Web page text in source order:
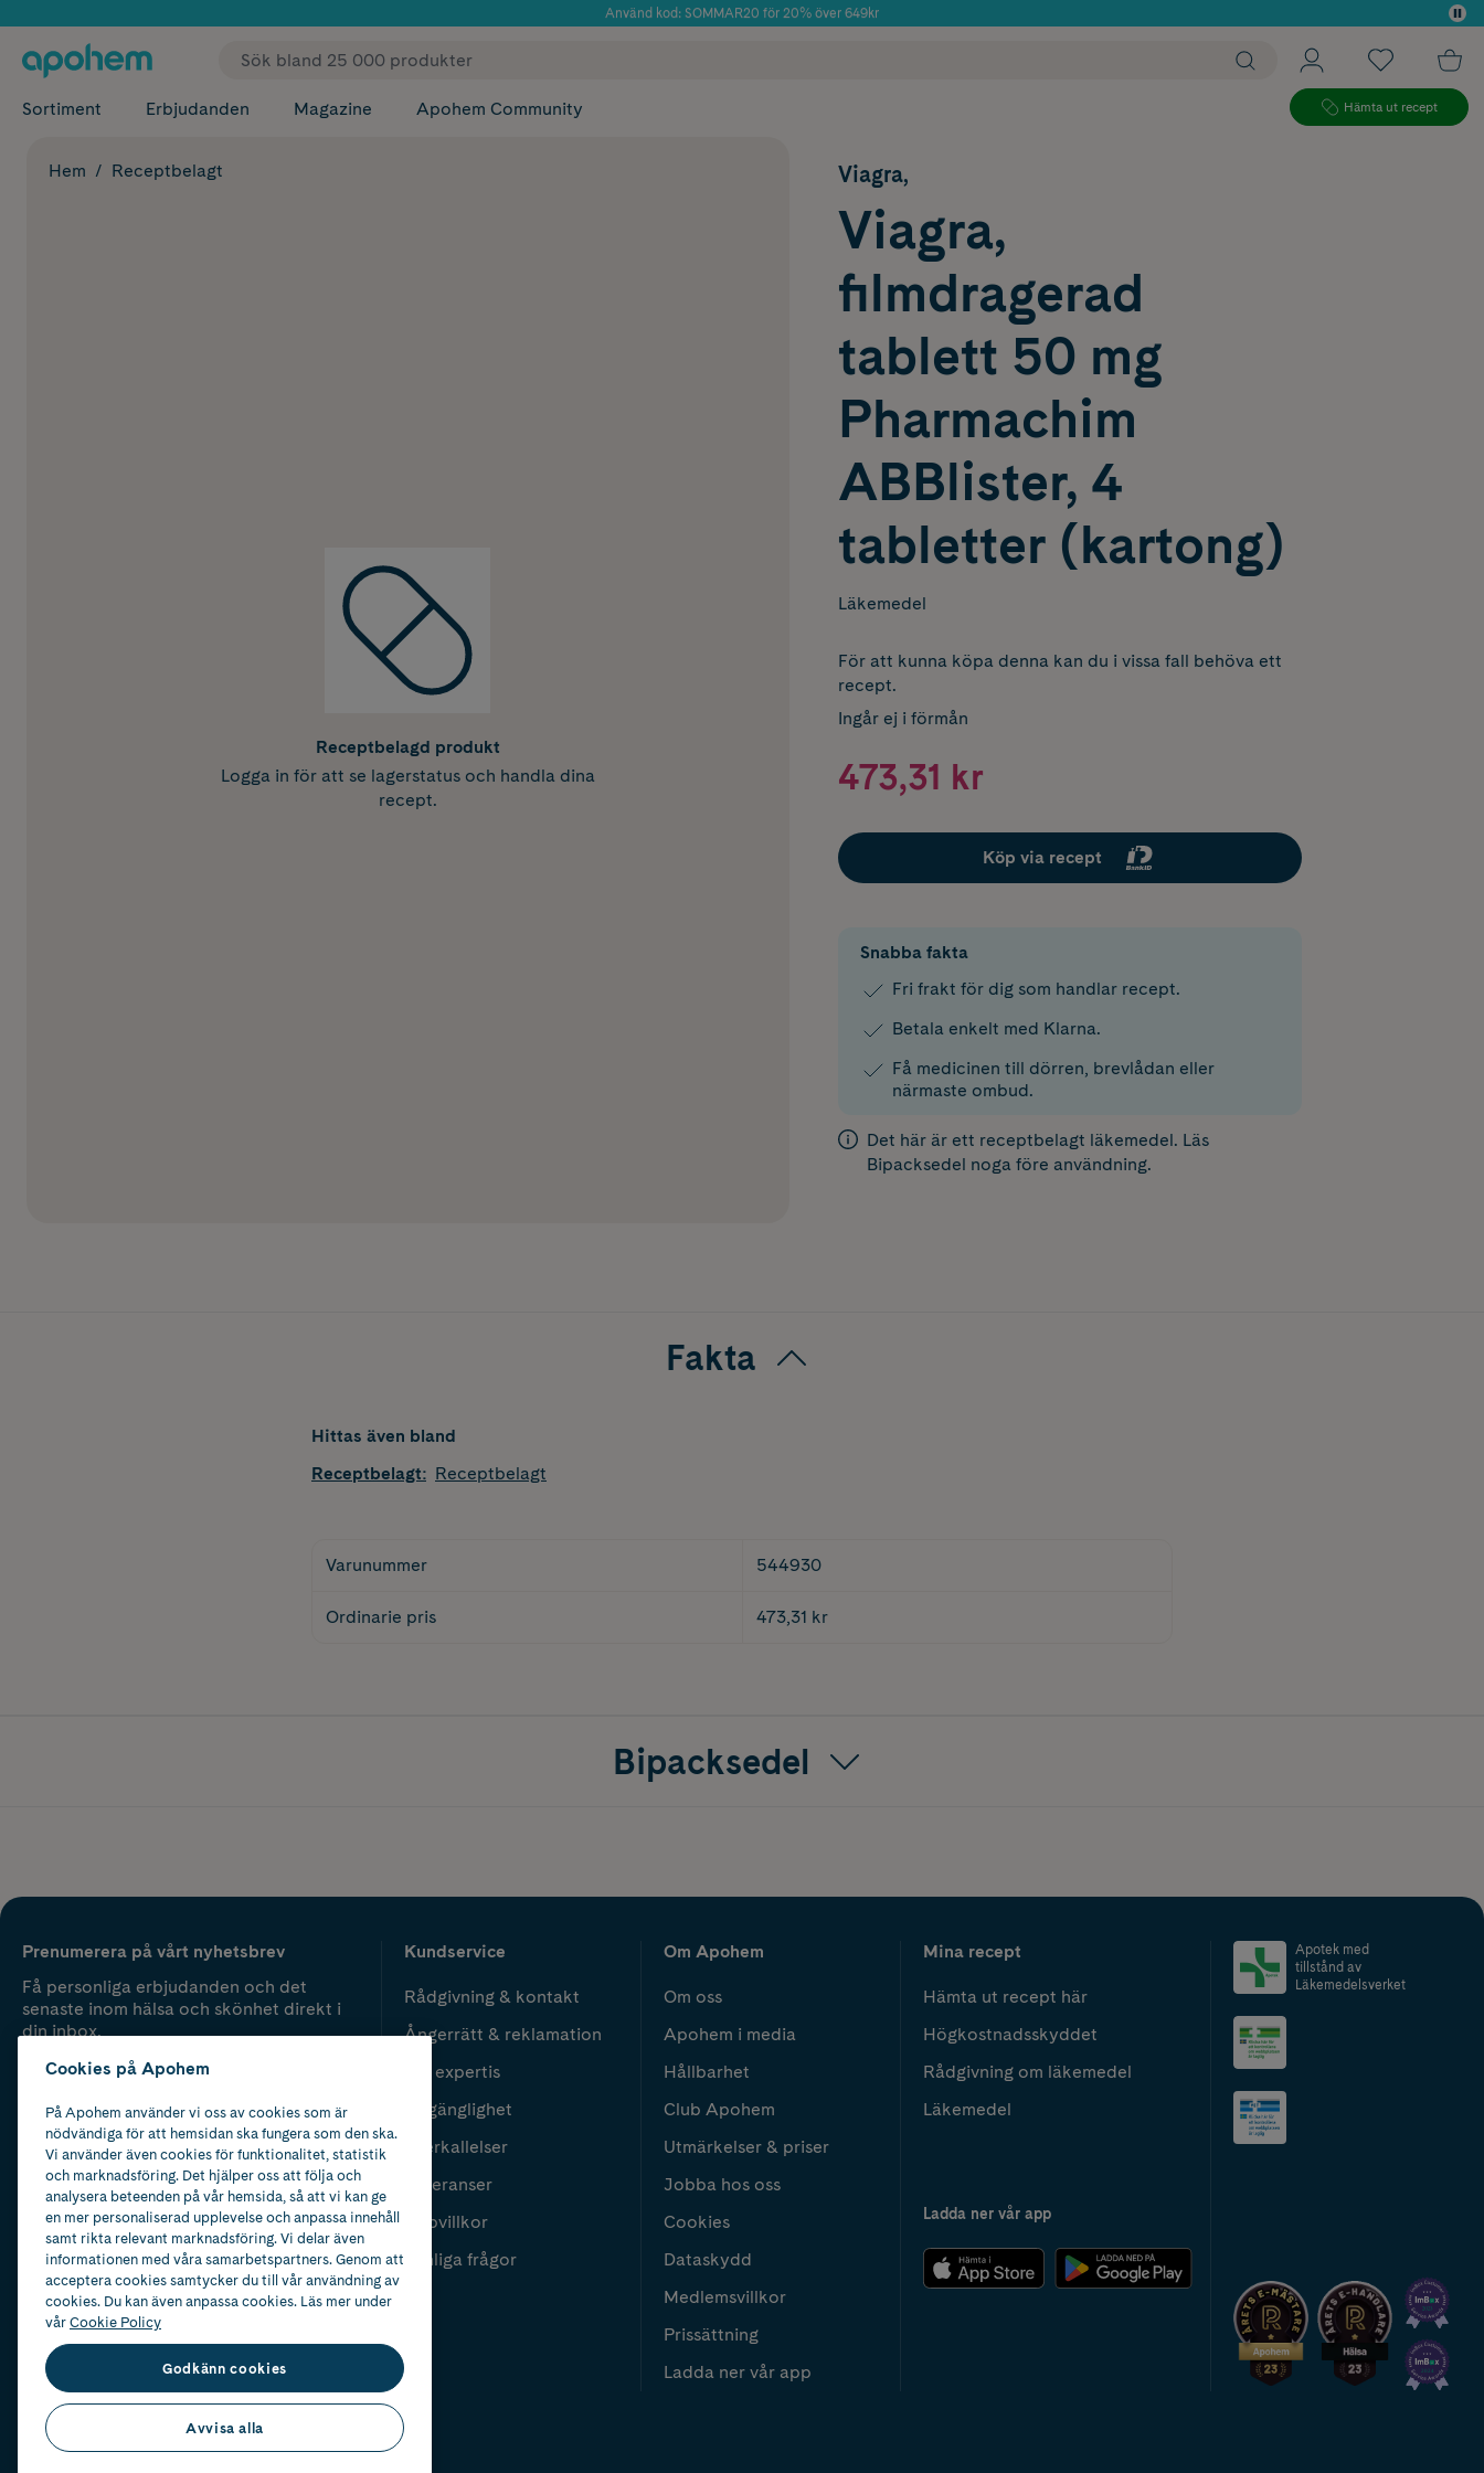
Använd kod: SOMMAR20 för 20% över 649kr
✓ Fri frakt
Sortiment Erbjudanden Magazine Apohem Community Hämta ut recept
Hem Receptbelagt
Receptbelagd produkt
Logga in för att se lagerstatus och handla dina
recept.
Viagra,
Viagra,
filmdragerad
tablett 50 mg
Pharmachim
ABBlister, 4
tabletter (kartong)
Läkemedel
För att kunna köpa denna kan du i vissa fall behöva ett
recept.
Ingår ej i förmån
473,31 kr
Köp via recept
Snabba fakta
Fri frakt för dig som handlar recept.
Betala enkelt med Klarna.
Få medicinen till dörren, brevlådan eller
närmaste ombud.
Det här är ett receptbelagt läkemedel. Läs
Bipacksedel noga före användning.
Fakta
Hittas även bland
Receptbelagt: Receptbelagt
Varunummer 544930
Ordinarie pris 473,31 kr
Bipacksedel
Prenumerera på vårt nyhetsbrev
Få personliga erbjudanden och det
senaste inom hälsa och skönhet direkt i
din inbox.
Kundservice
Rådgivning & kontakt
Ångerrätt & reklamation
Vår expertis
Tillgänglighet
Återkallelser
Leveranser
Köpvillkor
Vanliga frågor
Om Apohem
Om oss
Apohem i media
Hållbarhet
Club Apohem
Utmärkelser & priser
Jobba hos oss
Cookies
Dataskydd
Medlemsvillkor
Prissättning
Ladda ner vår app
Mina recept
Hämta ut recept här
Högkostnadsskyddet
Rådgivning om läkemedel
Läkemedel
Ladda ner vår app
Apotek med
tillstånd av
Läkemedelsverket
2024
Cookies på Apohem
På Apohem använder vi oss av cookies som är
nödvändiga för att hemsidan ska fungera som den ska.
Vi använder även cookies för funktionalitet, statistik
och marknadsföring. Det hjälper oss att följa och
analysera beteenden på vår hemsida, så att vi kan ge
en mer personaliserad upplevelse och anpassa innehåll
samt rikta relevant marknadsföring. Vi delar även
informationen med våra samarbetspartners. Genom att
acceptera cookies samtycker du till vår användning av
cookies. Du kan även anpassa cookies. Läs mer under
vårCookie Policy
Godkänn cookies
Avvisa alla